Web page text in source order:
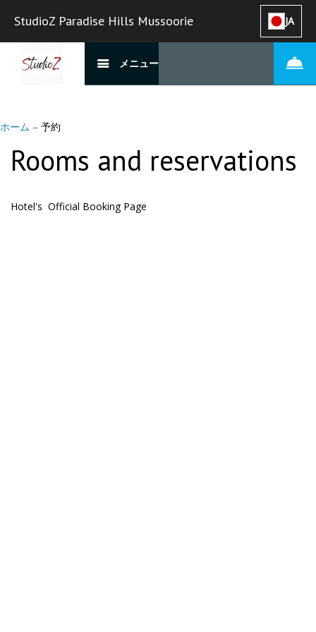
StudioZ Paradise Hills Mussoorie JA
メニュー
ホーム – 予約
Rooms and reservations
Hotel's Official Booking Page